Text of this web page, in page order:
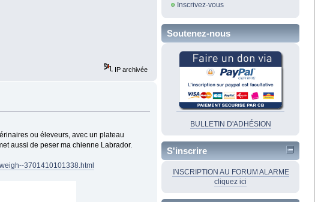
IP archivée
ou éleveurs, avec un plateau
aussi de peser ma chienne Labrador.
3701410101338.html
Inscrivez-vous
Soutenez-nous
BULLETIN D'ADHÉSION
S'inscrire
INSCRIPTION AU FORUM ALARME
cliquez ici